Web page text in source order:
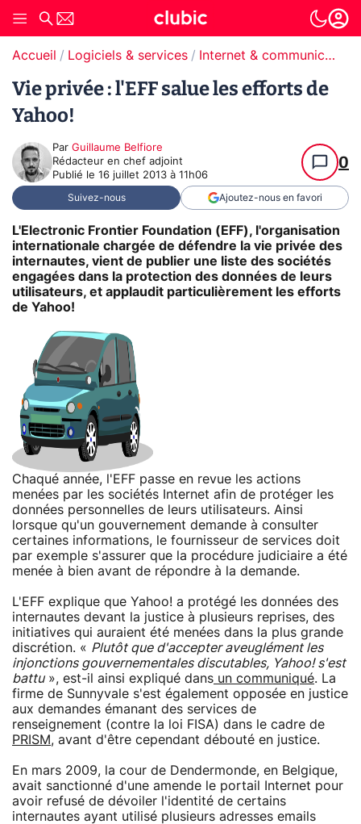
Accueil Logiciels & services Internet & communication
Vie privée : l'EFF salue les efforts de
Yahoo!
Par Guillaume Belfiore
Rédacteur en chef adjoint
Publié le 16 juillet 2013 à 11h06
0
Suivez-nous Ajoutez-nous en favori
L'Electronic Frontier Foundation (EFF), l'organisation
internationale chargée de défendre la vie privée des
internautes, vient de publier une liste des sociétés
engagées dans la protection des données de leurs
utilisateurs, et applaudit particulièrement les efforts
de Yahoo!
Chaqué année, l'EFF passe en revue les actions
menées par les sociétés Internet afin de protéger les
données personnelles de leurs utilisateurs. Ainsi
lorsque qu'un gouvernement demande à consulter
certaines informations, le fournisseur de services doit
par exemple s'assurer que la procédure judiciaire a été
menée à bien avant de répondre à la demande.
L'EFF explique que Yahoo! a protégé les données des
internautes devant la justice à plusieurs reprises, des
initiatives qui auraient été menées dans la plus grande
discrétion. « Plutôt que d'accepter aveuglément les
injonctions gouvernementales discutables, Yahoo! s'est
battu», est-il ainsi expliqué dans un communiqué. La
firme de Sunnyvale s'est également opposée en justice
aux demandes émanant des services de
renseignement (contre la loi FISA) dans le cadre de
PRISM, avant d'être cependant débouté en justice.
En mars 2009, la cour de Dendermonde, en Belgique,
avait sanctionné d'une amende le portail Internet pour
avoir refusé de dévoiler l'identité de certains
internautes ayant utilisé plusieurs adresses emails